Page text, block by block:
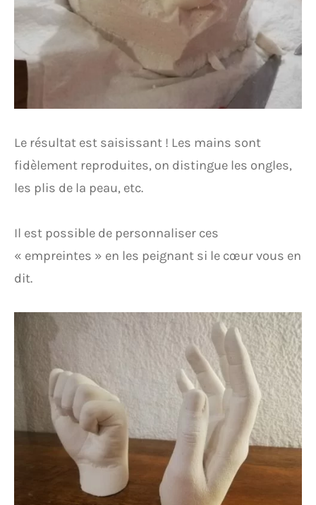
Le résultat est saisissant ! Les mains sont
fidèlement reproduites, on distingue les ongles,
les plis de la peau, etc.
Il est possible de personnaliser ces
« empreintes » en les peignant si le cœur vous en
dit.